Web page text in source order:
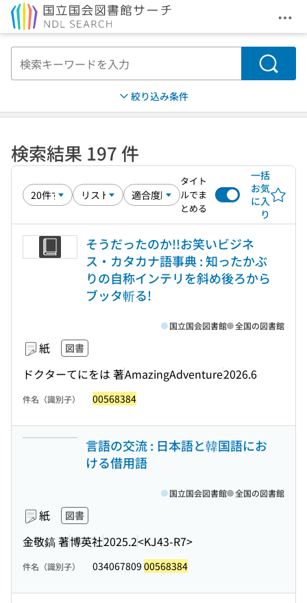
メ
検索
絞り込み条件
検索結果 197 件
タイト
ルでま
とめる
一括
お気
に入
り
そうだったのか!!お笑いビジネ
ス・カタカナ語事典 : 知ったかぶ
りの自称インテリを斜め後ろから
ブッタ斬る!
紙 図書
ドクターてにをは 著AmazingAdventure2026.6
国立国会図書館 全国の図書館
件名（識別子） 00568384
言語の交流 : 日本語と韓国語にお
ける借用語
紙 図書
金敬鎬 著博英社2025.2<KJ43-R7>
国立国会図書館 全国の図書館
件名（識別子） 034067809 00568384